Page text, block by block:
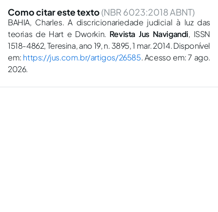
Como citar este texto (NBR 6023:2018 ABNT)
BAHIA, Charles. A discricionariedade judicial à luz das
teorias de Hart e Dworkin. Revista Jus Navigandi, ISSN
1518-4862, Teresina, ano 19, n. 3895, 1 mar. 2014. Disponível
em: https://jus.com.br/artigos/26585. Acesso em: 7 ago.
2026.